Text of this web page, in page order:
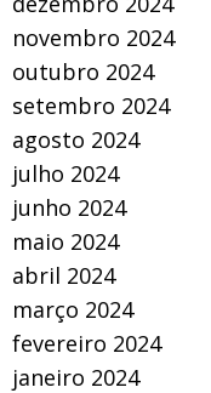
novembro 2024
outubro 2024
setembro 2024
agosto 2024
julho 2024
junho 2024
maio 2024
abril 2024
março 2024
fevereiro 2024
janeiro 2024